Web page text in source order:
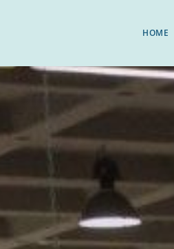
HOME